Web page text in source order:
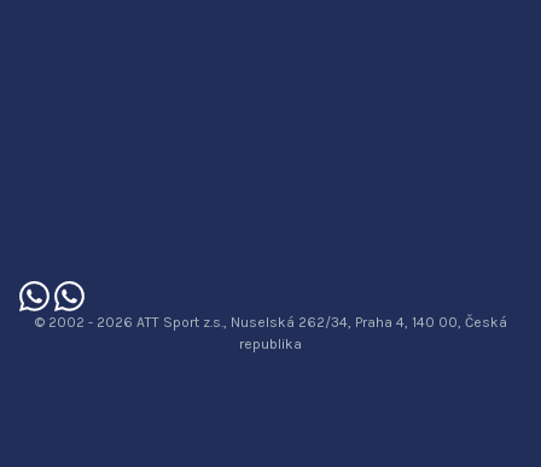
© 2002 - 2026 ATT Sport z.s., Nuselská 262/34, Praha 4, 140 00, Česká
republika